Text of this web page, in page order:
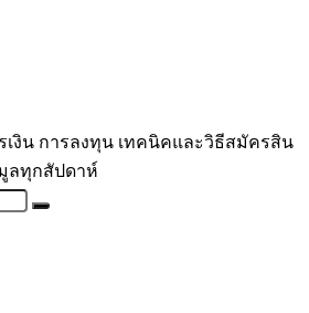
เงิน การลงทุน เทคนิคและวิธีสมัครสิน
ลทุกสัปดาห์